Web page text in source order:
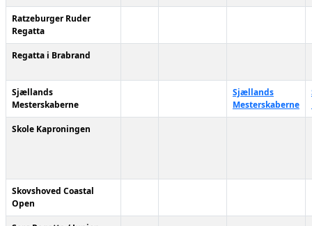
Ratzeburger Ruder
Regatta
Regatta i Brabrand
Sjællands
Mesterskaberne
Sjællands
Mesterskaberne
Skole Kaproningen
Skovshoved Coastal
Open